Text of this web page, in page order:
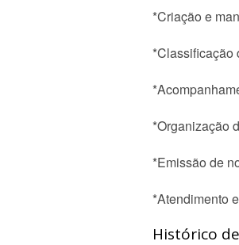
*Criação e
*Classificação
*Organização
*Emissão de
*Atendimento
Histórico